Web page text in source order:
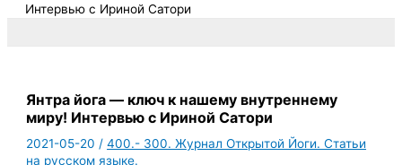
Интервью с Ириной Сатори
Янтра йога — ключ к нашему внутреннему
миру! Интервью с Ириной Сатори
2021-05-20/400.- 300. Журнал Открытой Йоги. Статьи
на русском языке.